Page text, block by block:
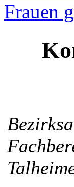
Frauen